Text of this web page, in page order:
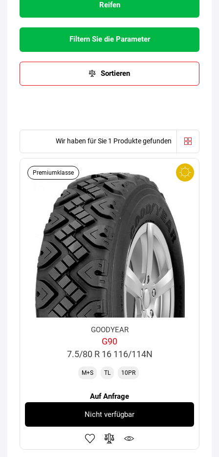
Reifen
Filtern Sie die Parameter
Sortieren
Wir haben für Sie 1 Produkte gefunden
Premiumklasse
GOODYEAR
G90
7.5/80 R 16 116/114N
M+S TL 10PR
Auf Anfrage
Nicht verfügbar